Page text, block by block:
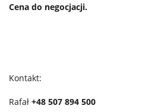
Cena do negocjacji.
Kontakt:
Rafał +48 507 894 500